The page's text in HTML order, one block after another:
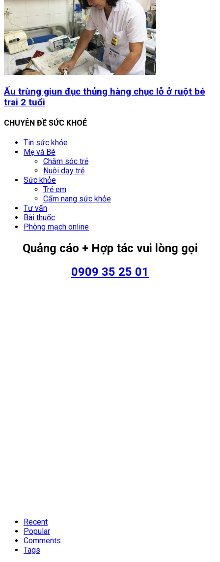
Ấu trùng giun đục thủng hàng chục lỗ ở ruột bé
trai 2 tuổi
CHUYÊN ĐỀ SỨC KHOẺ
Tin sức khỏe
Mẹ và Bé
Chăm sóc trẻ
Nuôi dạy trẻ
Sức khỏe
Trẻ em
Cẩm nang sức khỏe
Tư vấn
Bài thuốc
Phòng mạch online
Quảng cáo + Hợp tác vui lòng gọi
0909 35 25 01
Recent
Popular
Comments
Tags